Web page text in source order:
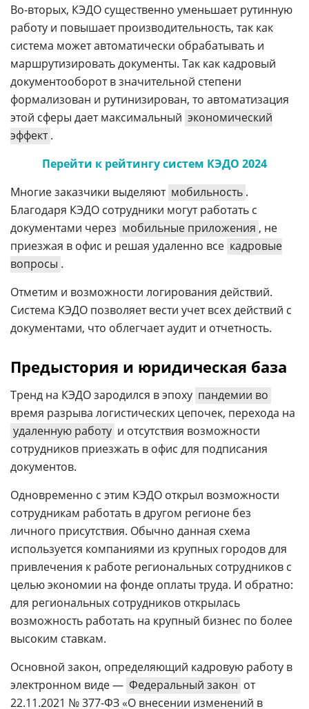
Во-вторых, КЭДО существенно уменьшает рутинную
работу и повышает производительность, так как
система может автоматически обрабатывать и
маршрутизировать документы. Так как кадровый
документооборот в значительной степени
формализован и рутинизирован, то автоматизация
этой сферы дает максимальный экономический
эффект .
Перейти к рейтингу систем КЭДО 2024
Многие заказчики выделяют мобильность .
Благодаря КЭДО сотрудники могут работать с
документами через мобильные приложения , не
приезжая в офис и решая удаленно все кадровые
вопросы .
Отметим и возможности логирования действий.
Система КЭДО позволяет вести учет всех действий с
документами, что облегчает аудит и отчетность.
Предыстория и юридическая база
Тренд на КЭДО зародился в эпоху пандемии во
время разрыва логистических цепочек, перехода на
удаленную работу и отсутствия возможности
сотрудников приезжать в офис для подписания
документов.
Одновременно с этим КЭДО открыл возможности
сотрудникам работать в другом регионе без
личного присутствия. Обычно данная схема
используется компаниями из крупных городов для
привлечения к работе региональных сотрудников с
целью экономии на фонде оплаты труда. И обратно:
для региональных сотрудников открылась
возможность работать на крупный бизнес по более
высоким ставкам.
Основной закон, определяющий кадровую работу в
электронном виде — Федеральный закон от
22.11.2021 № 377-ФЗ «О внесении изменений в